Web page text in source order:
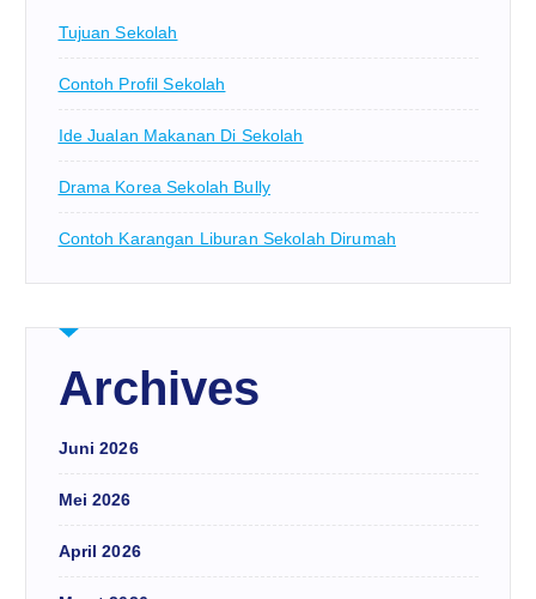
Tujuan Sekolah
Contoh Profil Sekolah
Ide Jualan Makanan Di Sekolah
Drama Korea Sekolah Bully
Contoh Karangan Liburan Sekolah Dirumah
Archives
Juni 2026
Mei 2026
April 2026